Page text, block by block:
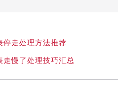
停走处理方法推荐
走慢了处理技巧汇总